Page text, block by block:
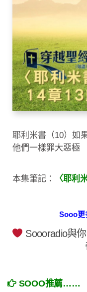
耶利米書（10）如
他們一樣罪大惡極
本集筆記： 〈耶利
Sooo更
Soooradio與
SOOO推薦……